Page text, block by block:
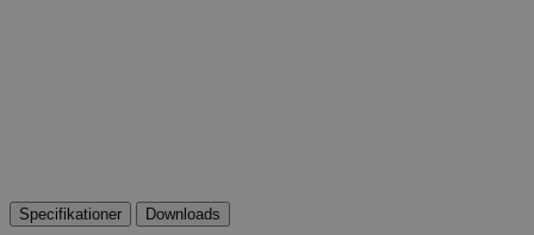
Specifikationer Downloads